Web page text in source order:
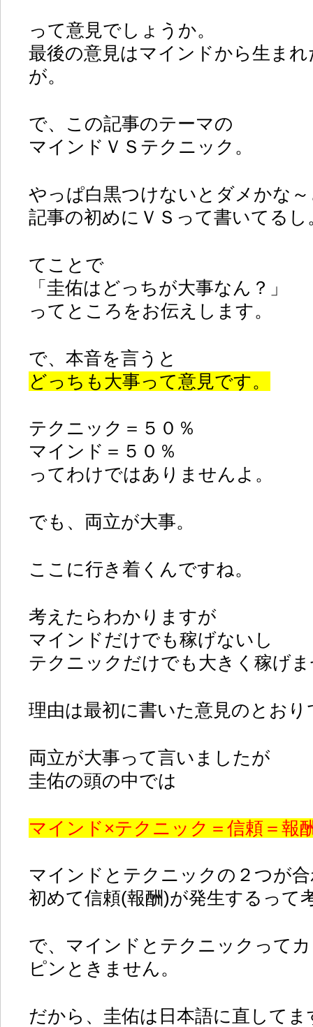
って意見でしょうか。
最後の意見はマインドから生ま
が。
で、この記事のテーマの
マインドＶＳテクニック。
やっぱ白黒つけないとダメかな
記事の初めにＶＳって書いてるし
てことで
「圭佑はどっちが大事なん？」
ってところをお伝えします。
で、本音を言うと
どっちも大事って意見です。
テクニック＝５０％
マインド＝５０％
ってわけではありませんよ。
でも、両立が大事。
ここに行き着くんですね。
考えたらわかりますが
マインドだけでも稼げないし
テクニックだけでも大きく稼げ
理由は最初に書いた意見のとおり
両立が大事って言いましたが
圭佑の頭の中では
マインド×テクニック＝信頼＝報
マインドとテクニックの２つが
初めて信頼(報酬)が発生するって
で、マインドとテクニックって
ピンときません。
だから、圭佑は日本語に直してま